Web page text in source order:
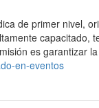
de primer nivel,
capacitado,
es garantizar
en-eventos